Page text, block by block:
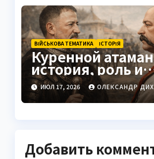
ВІЙСЬКОВА ТЕМАТИКА ІСТОРІЯ
Куренной
история, роль и
значение
ИЮЛ 17, 2026 ОЛЕКСАНДР
Добавить